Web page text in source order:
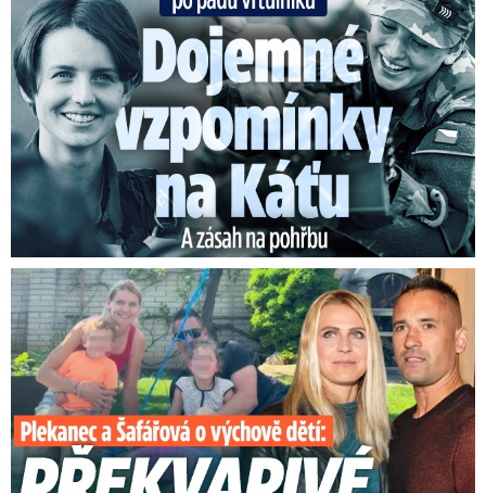
Plekanec a Šafářová o výchově dětí: Překvapivé přiznání